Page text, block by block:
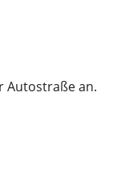
Autostraße an.